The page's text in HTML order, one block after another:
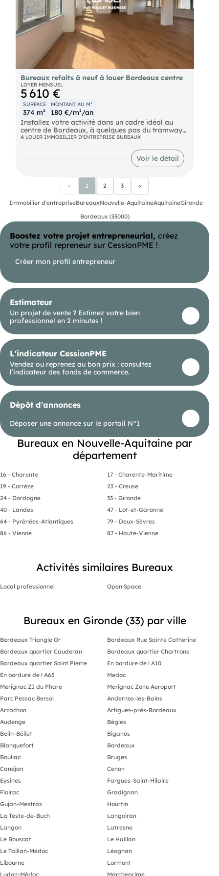
Bureaux refaits à neuf à louer Bordeaux centre
LOYER MENSUEL
5 610 €
SURFACE
374 m²
MONTANT AU M²
180 €/m²/an
Installez votre activité dans un cadre idéal au
centre de Bordeaux, à quelques pas du tramway
et à proximité immédiate de Meriadeck et du
facilite le quotidien de vos collaborateurs comme
celui de vos clients.
Entièrement refaits àneuf, ces bureaux offrent un
environnement moderne, lumineux et confortable.
Les espaces sont en parfait état, prêts à accueillir
votre activité sans travaux à prévoir.
2e étage avec ascenseur / Climatisé
Loyer annuel HT HC HTF : 67 320 €
Honoraires agence en sus charge preneur : 10 098
Référence annonce : 17545B
A LOUER IMMOBILIER D'ENTREPRISE BUREAUX
Voir le détail
< 1 2 3 >
Immobilier d'entrepriseBureauxNouvelle-AquitaineAquitaineGironde
Bordeaux (33000)
Boostez votre projet entrepreneurial, créez
votre profil repreneur sur CessionPME !
Créer mon profil entrepreneur
Estimateur
Un projet de vente ? Estimez votre bien
professionnel en 2 minutes !
L'indicateur CessionPME
Vendez ou reprenez au bon prix : consultez
l’indicateur des fonds de commerce.
Dépôt d'annonces
Déposer une annonce sur le portail N°1
Bureaux en Nouvelle-Aquitaine par
département
16 - Charente
17 - Charente-Maritime
19 - Corrèze
23 - Creuse
24 - Dordogne
33 - Gironde
40 - Landes
47 - Lot-et-Garonne
64 - Pyrénées-Atlantiques
79 - Deux-Sèvres
86 - Vienne
87 - Haute-Vienne
Activités similaires Bureaux
Local professionnel Open Space
Bureaux en Gironde (33) par ville
Bordeaux Triangle Or
Bordeaux Rue Sainte Catherine
Bordeaux quartier Cauderan
Bordeaux quartier Chartrons
Bordeaux quartier Saint Pierre
En bordure de l A10
En bordure de l A63
Medoc
Merignac ZI du Phare
Merignac Zone Aeroport
Parc Pessac Bersol
Andernos-les-Bains
Arcachon
Artigues-près-Bordeaux
Audenge
Bègles
Belin-Béliet
Biganos
Blanquefort
Bordeaux
Bouliac
Bruges
Canéjan
Cenon
Eysines
Fargues-Saint-Hilaire
Floirac
Gradignan
Gujan-Mestras
Hourtin
La Teste-de-Buch
Langoiran
Langon
Latresne
Le Bouscat
Le Haillan
Le Taillan-Médoc
Léognan
Libourne
Lormont
Ludon-Médoc
Marcheprime